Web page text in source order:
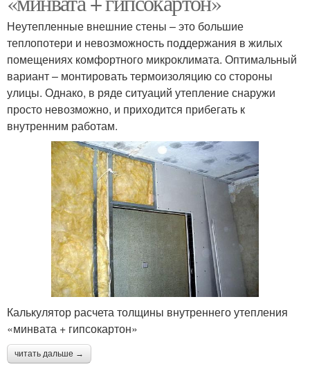
Неутепленные внешние стены – это большие
теплопотери и невозможность поддержания в жилых
помещениях комфортного микроклимата. Оптимальный
вариант – монтировать термоизоляцию со стороны
улицы. Однако, в ряде ситуаций утепление снаружи
просто невозможно, и приходится прибегать к
внутренним работам.
Калькулятор расчета толщины внутреннего утепления
«минвата + гипсокартон»
читать дальше →